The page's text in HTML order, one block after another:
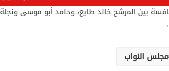
بين المرشح خالد طايع، وحامد أبو موسى ونجلة
مجلس النواب